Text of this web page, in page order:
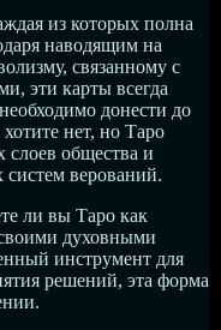
из которых полна
наводящим на
связанному с
эти карты всегда
донести до
нет, но Таро
общества и
верований.
ли вы Таро как
духовными
инструмент для
решений, эта форма